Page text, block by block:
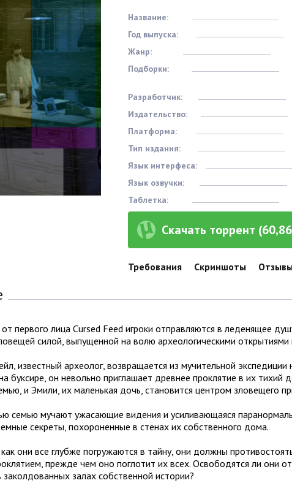
Название:
Год выпуска:
Жанр:
Подборки:
Разработчик:
Издательство:
Платформа:
Тип издания:
Язык интерфеса:
Язык озвучки:
Таблетка:
Скачать торрент
Требования Скриншоты
первого лица Cursed Feed игроки отправляются в леденящее
силой, выпущенной на волю археологическими открытиями
известный археолог, возвращается из мучительной
буксире, он невольно приглашает древнее проклятие в их тихий
и Эмили, их маленькая дочь, становится центром зловещего
семью мучают ужасающие видения и усиливающаяся
секреты, похороненные в стенах их собственного дома.
они все глубже погружаются в тайну, они должны
прежде чем оно поглотит их всех. Освободятся ли они
заколдованных залах собственной истории?